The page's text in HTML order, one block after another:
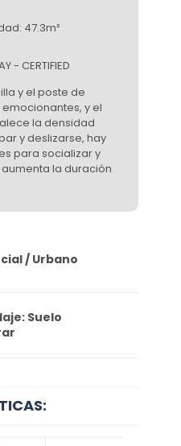
47.3m²
- CERTIFIED
y el poste de
y el
la densidad
y deslizarse, hay
para socializar y
la duración
/ Urbano
Suelo